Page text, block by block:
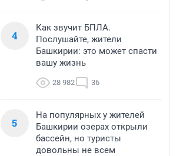
4
Как звучит БПЛА.
Послушайте, жители
Башкирии: это может спасти
вашу жизнь
28 982 36
5
На популярных у жителей
Башкирии озерах открыли
бассейн, но туристы
довольны не всем